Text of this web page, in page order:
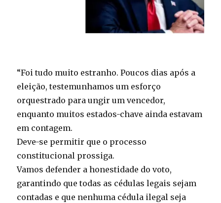
“Foi tudo muito estranho. Poucos dias após a
eleição, testemunhamos um esforço
orquestrado para ungir um vencedor,
enquanto muitos estados-chave ainda estavam
em contagem.
Deve-se permitir que o processo
constitucional prossiga.
Vamos defender a honestidade do voto,
garantindo que todas as cédulas legais sejam
contadas e que nenhuma cédula ilegal seja